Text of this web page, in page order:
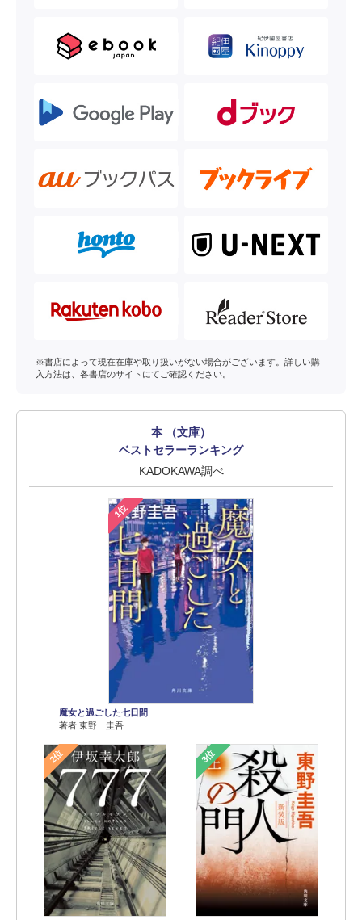
※書店によって現在在庫や取り扱いがない場合がございます。詳しい購
入方法は、各書店のサイトにてご確認ください。
本 （文庫）
ベストセラーランキング
KADOKAWA調べ
1位
魔女と過ごした七日間
著者 東野 圭吾
2位 3位